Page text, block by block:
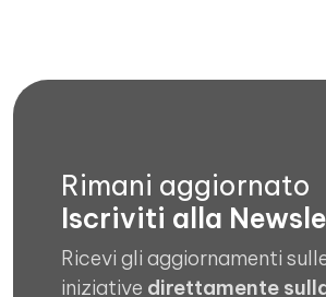
Rimani aggiornato
Iscriviti alla
Ricevi gli aggiornamenti
iniziative direttamente